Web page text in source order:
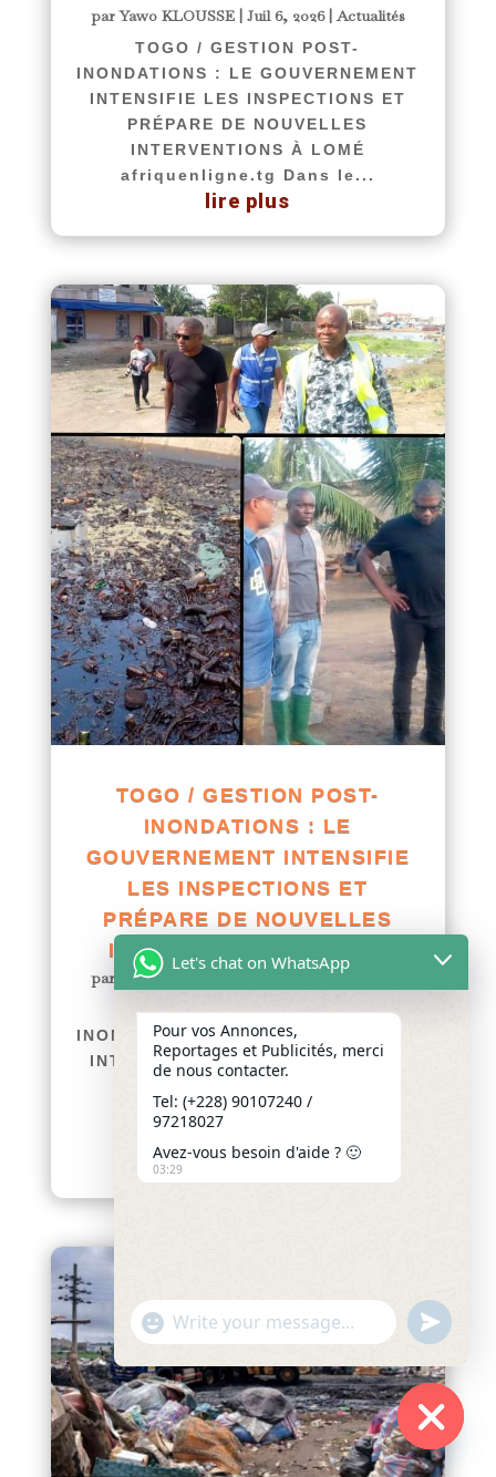
parYawo KLOUSSE| Juil 6, 2026|Actualités
TOGO / GESTION POST-
INONDATIONS : LE GOUVERNEMENT
INTENSIFIE LES INSPECTIONS ET
PRÉPARE DE NOUVELLES
INTERVENTIONS À LOMÉ
afriquenligne.tg Dans le...
lire plus
TOGO / GESTION POST-
INONDATIONS : LE
GOUVERNEMENT INTENSIFIE
LES INSPECTIONS ET
PRÉPARE DE NOUVELLES
INTERVENTIONS À LOMÉ
par Yawo KLOUSSE | Actualités
TOGO / GESTION POST-
INONDATIONS : LE GOUVERNEMENT
INTENSIFIE LES INSPECTIONS ET
INTERVENTIONS À LOMÉ
lire plus
Hide
Let's chat on WhatsApp
Pour vos Annonces,
Reportages et Publicités, merci
de nous contacter.
Tel: (+228) 90107240 /
97218027
Avez-vous besoin d'aide ? 🙂
03:29
"+chaty_settings.lang.emoji_picker+"
WhatsApp
undefined